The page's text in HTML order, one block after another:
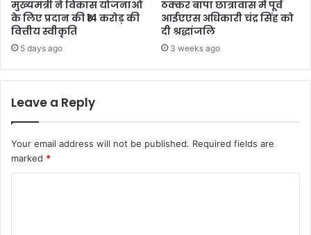
मुख्यमंत्री ने विकास योजनाओं
के लिए प्रदान की ₹14 करोड़ की
वित्तीय स्वीकृति
5 days ago
ठक्कर बापा छात्रावास में पूर्व
आईएएस अधिकारी चंद्र सिंह को
दी श्रद्धांजलि
3 weeks ago
Leave a Reply
Your email address will not be published. Required fields are
marked *